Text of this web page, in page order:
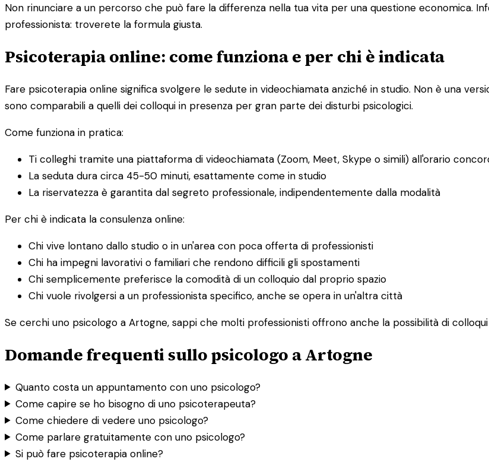
Non rinunciare a un percorso che può fare la differenza nella tua vita per una questione economica.
professionista: troverete la formula giusta.
Psicoterapia online: come funziona e per chi è indicata
Fare psicoterapia online significa svolgere le sedute in videochiamata anziché in studio. Non è una
sono comparabili a quelli dei colloqui in presenza per gran parte dei disturbi psicologici.
Come funziona in pratica:
Ti colleghi tramite una piattaforma di videochiamata (Zoom, Meet, Skype o simili) all'orario
La seduta dura circa 45-50 minuti, esattamente come in studio
La riservatezza è garantita dal segreto professionale, indipendentemente dalla modalità
Per chi è indicata la consulenza online:
Chi vive lontano dallo studio o in un'area con poca offerta di professionisti
Chi ha impegni lavorativi o familiari che rendono difficili gli spostamenti
Chi semplicemente preferisce la comodità di un colloquio dal proprio spazio
Chi vuole rivolgersi a un professionista specifico, anche se opera in un'altra città
Se cerchi uno psicologo a Artogne, sappi che molti professionisti offrono anche la possibilità di
Domande frequenti sullo psicologo a Artogne
Quanto costa un appuntamento con uno psicologo?
Come capire se ho bisogno di uno psicoterapeuta?
Come chiedere di vedere uno psicologo?
Come parlare gratuitamente con uno psicologo?
Si può fare psicoterapia online?